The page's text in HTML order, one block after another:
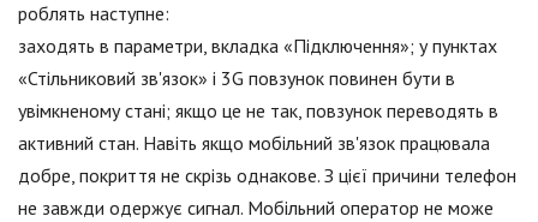
роблять наступне:
заходять в параметри, вкладка «Підключення»; у пунктах
«Стільниковий зв'язок» і 3G повзунок повинен бути в
увімкненому стані; якщо це не так, повзунок переводять в
активний стан. Навіть якщо мобільний зв'язок працювала
добре, покриття не скрізь однакове. З цієї причини телефон
не завжди одержує сигнал. Мобільний оператор не може